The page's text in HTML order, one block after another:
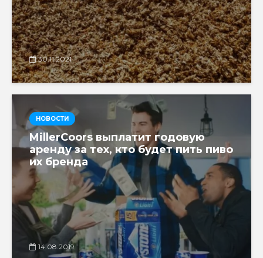
30.11.2021
НОВОСТИ
MillerCoors выплатит годовую
аренду за тех, кто будет пить пиво
их бренда
14.08.2019